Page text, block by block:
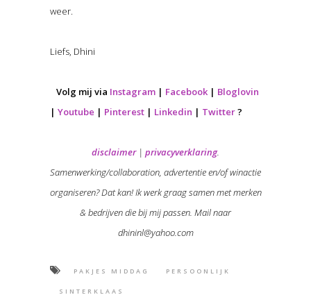
weer.
Liefs, Dhini
Volg mij via Instagram| Facebook| Bloglovin
| Youtube | Pinterest| Linkedin | Twitter?
disclaimer| privacyverklaring.
Samenwerking/collaboration, advertentie en/of winactie
organiseren? Dat kan! Ik werk graag samen met merken
& bedrijven die bij mij passen. Mail naar
dhininl@yahoo.com
PAKJES MIDDAG PERSOONLIJK
SINTERKLAAS